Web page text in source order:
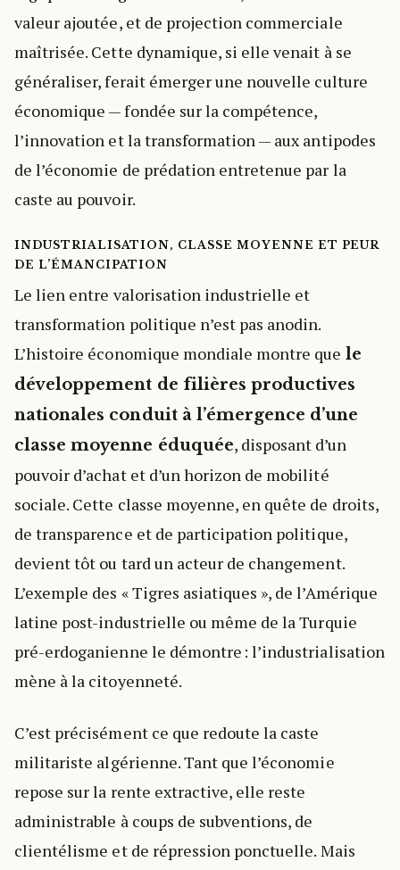
valeur ajoutée, et de projection commerciale
maîtrisée. Cette dynamique, si elle venait à se
généraliser, ferait émerger une nouvelle culture
économique — fondée sur la compétence,
l’innovation et la transformation — aux antipodes
de l’économie de prédation entretenue par la
caste au pouvoir.
INDUSTRIALISATION, CLASSE MOYENNE ET PEUR
DE L’ÉMANCIPATION
Le lien entre valorisation industrielle et
transformation politique n’est pas anodin.
L’histoire économique mondiale montre que le
développement de filières productives
nationales conduit à l’émergence d’une
classe moyenne éduquée, disposant d’un
pouvoir d’achat et d’un horizon de mobilité
sociale. Cette classe moyenne, en quête de droits,
de transparence et de participation politique,
devient tôt ou tard un acteur de changement.
L’exemple des « Tigres asiatiques », de l’Amérique
latine post-industrielle ou même de la Turquie
pré-erdoganienne le démontre : l’industrialisation
mène à la citoyenneté.
C’est précisément ce que redoute la caste
militariste algérienne. Tant que l’économie
repose sur la rente extractive, elle reste
administrable à coups de subventions, de
clientélisme et de répression ponctuelle. Mais